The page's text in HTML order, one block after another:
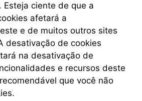
Esteja ciente de que a
afetará a
e de muitos outros sites
desativação de cookies
na desativação de
e recursos deste
que você não